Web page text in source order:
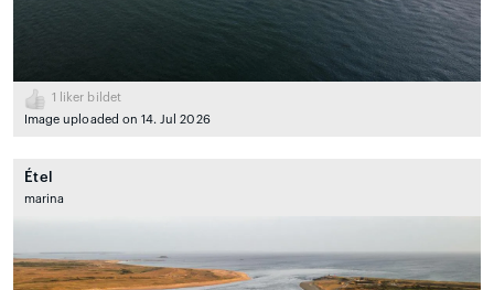
1
liker bildet
Image uploaded on 14. Jul 2026
Étel
marina